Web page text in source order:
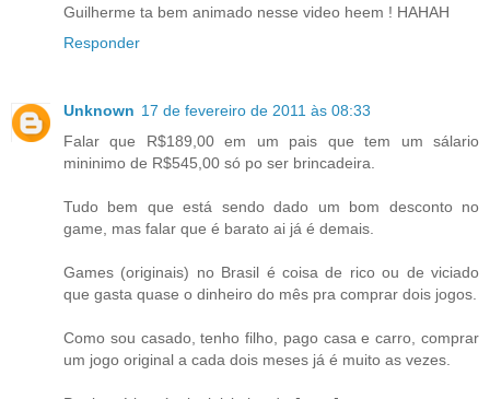
Guilherme ta bem animado nesse video heem ! HAHAH
Responder
Unknown 17 de fevereiro de 2011 às 08:33
Falar que R$189,00 em um pais que tem um sálario
mininimo de R$545,00 só po ser brincadeira.
Tudo bem que está sendo dado um bom desconto no
game, mas falar que é barato ai já é demais.
Games (originais) no Brasil é coisa de rico ou de viciado
que gasta quase o dinheiro do mês pra comprar dois jogos.
Como sou casado, tenho filho, pago casa e carro, comprar
um jogo original a cada dois meses já é muito as vezes.